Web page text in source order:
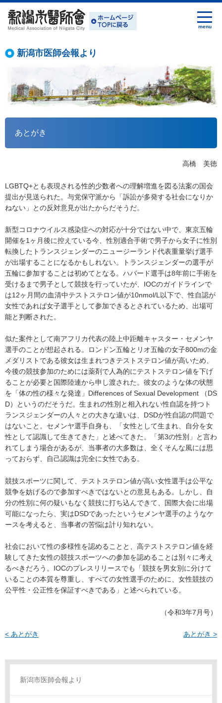
新潟市医師会報より
あとがき
高橋 美徳
LGBTQ+とも表現される性的少数者への理解増進を図る法案の国会
提出が見送られた。与党保守派から「訴訟が多発する社会になりか
ねない」との反対意見が出たからだそうだ。
新型コロナウイルス感染症への対応が十分ではない中で、東京五輪
開催を1ヶ月後に控えている今、性別適合手術で男子から女子に性別
転換したトランスジェンダーのニュージーランド代表重量挙げ選手
が出場することになるかもしれない。トランスジェンダーの選手が
五輪に参加することは初めてとなる。ハバード選手は8年前に手術を
受けるまで男子として競技を行っていたが、IOCのガイドラインで
は12ヶ月間の血清中テストステロン値が10nmol/L以下で、性自認が
女性であれば女子選手として参加できるとされているため、出場可
能と判断された。
似た案件として南アフリカ代表の陸上中距離キャスター・セメンヤ
選手のことが想起される。ロンドン五輪とリオ五輪の女子800mの金
メダリストである彼女は生まれつきテストステロン値が高いため、
今後の競技参加のためには薬剤で人為的にテストステロン値を下げ
ることが必要と国際陸連から申し渡された。彼女のような体の状態
を「体の性の様々な発達」Differences of Sexual Development （DS
D）というのだそうだ。生まれの性別と相入れない性自認を持つト
ランスジェンダーの人々との大きな違いは、DSDが性自認の問題で
はないこと。セメンヤ選手自身も、「女性として生まれ、自分を女
性として認識して生きてきた」と述べてきた。「第3の性別」と言わ
れてしまう場合があるが、当事者の大多数は、全くそんな風には思
っておらず、自己認識は完全に女性である。
競技スポーツに関して、テストステロン値が高い女性選手は公平な
競争を妨げるので参加すべきではないとの意見もある。しかし、自
分の性別に何の疑いもなく競技に打ち込んできて、国際大会に出場
可能になったら、実はDSDであったというセメンヤ選手のようなケ
ースを考えると、当事者の苦悩は計り知れない。
社会において性の多様性を認めることと、高テストステロン値を経
験してきた女性の競技スポーツへの参加を認めることは別々に考え
るべきだろう。IOCのプレスリリースでも「競技を男女別に分けて
いることの本質を尊重し、すべての女性選手のために、女性競技の
公平性・公正性を保証すべきである」と述べられている。
（令和3年7月号）
< あとがき あとがき >
新潟市医師会報より